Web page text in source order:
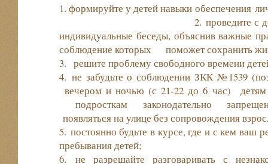
1. формируйте у детей навыки
2. проведите с
индивидуальные беседы, объяснив важные
соблюдение которых поможет сохранить
3. решите проблему свободного времени
4. не забудьте о соблюдении ЗКК №1539
вечером и ночью (с 21-22 до 6 час)
подросткам законодательно
появляться на улице без сопровождения
5. постоянно будьте в курсе, где и с кем ваш
пребывания детей;
6. не разрешайте разговаривать с